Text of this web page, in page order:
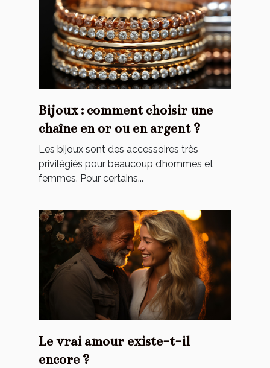
Bijoux : comment choisir une
chaîne en or ou en argent ?
Les bijoux sont des accessoires très
privilégiés pour beaucoup d’hommes et
femmes. Pour certains...
Le vrai amour existe-t-il
encore ?